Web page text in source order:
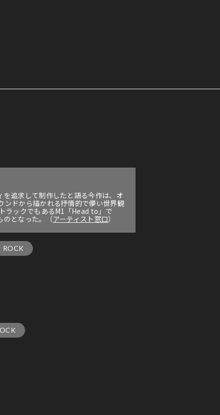
追求して制作したと語る今作は、オ
ンドから描かれる抒情的で儚い世界観
ラックでもあるM1「Head to」で
のとなった。（アーティスト窓口）
ROCK